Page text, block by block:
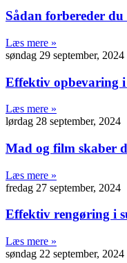
Sådan forbereder
Læs mere »
søndag 29 september, 2024
Effektiv opbevaring
Læs mere »
lørdag 28 september, 2024
Mad og film skaber
Læs mere »
fredag 27 september, 2024
Effektiv rengøring i
Læs mere »
søndag 22 september, 2024